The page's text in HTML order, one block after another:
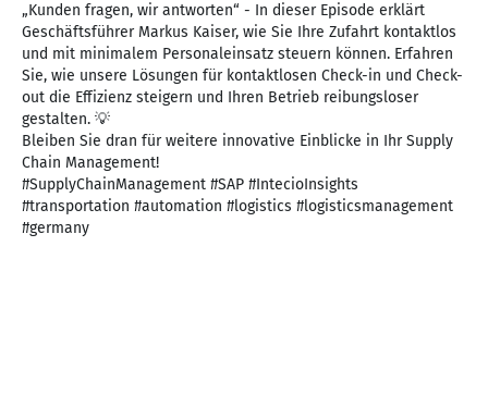
„Kunden fragen, wir antworten“ - In dieser Episode erklärt
Geschäftsführer Markus Kaiser, wie Sie Ihre Zufahrt kontaktlos
und mit minimalem Personaleinsatz steuern können. Erfahren
Sie, wie unsere Lösungen für kontaktlosen Check-in und Check-
out die Effizienz steigern und Ihren Betrieb reibungsloser
gestalten. 💡
Bleiben Sie dran für weitere innovative Einblicke in Ihr Supply
Chain Management!
#SupplyChainManagement #SAP #IntecioInsights
#transportation #automation #logistics #logisticsmanagement
#germany